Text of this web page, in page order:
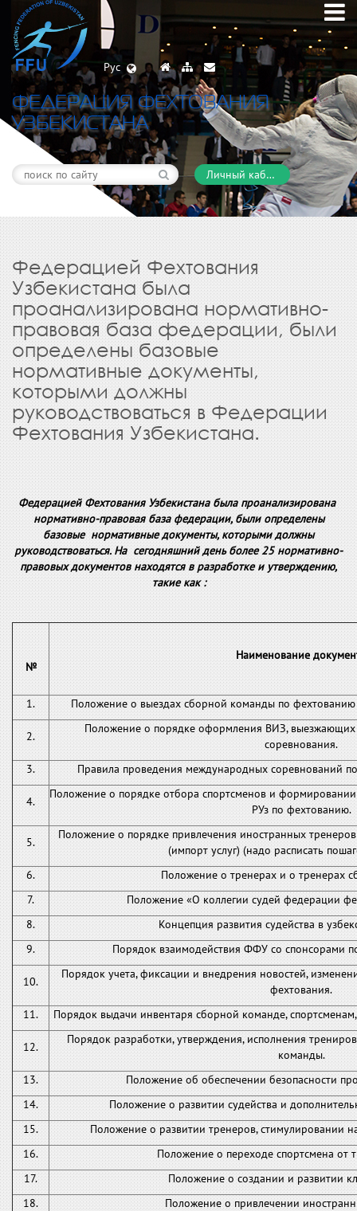
Рус
ФЕДЕРАЦИЯ ФЕХТОВАНИЯ
УЗБЕКИСТАНА
Личный кабинет
Федерацией Фехтования
Узбекистана была
проанализирована нормативно-
правовая база федерации, были
определены базовые
нормативные документы,
которыми должны
руководствоваться в Федерации
Фехтования Узбекистана.
Федерацией Фехтования Узбекистана была проанализирована
нормативно-правовая база федерации, были определены
базовые нормативные документы, которыми должны
руководствоваться. На сегодняшний день более 25 нормативно-
правовых документов находятся в разработке и утверждению,
такие как :
№
Наименование
1. Положение о выездах сборной команды по
2.
Положение о порядке оформления ВИЗ,
соревнования.
3.
Правила проведения международных соревнований
4.
Положение о порядке отбора спортсменов и
РУз по фехтованию.
5.
Положение о порядке привлечения иностранных
(импорт услуг) (надо расписать
6.
Положение о тренерах и о тренерах
7.
Положение «О коллегии судей федерации
8.
Концепция развития судейства в
9.
Порядок взаимодействия ФФУ со спонсорами
10.
Порядок учета, фиксации и внедрения новостей,
фехтования.
11.
Порядок выдачи инвентаря сборной команде,
12.
Порядок разработки, утверждения, исполнения
команды.
13.
Положение об обеспечении безопасности
14.
Положение о развитии судейства и
15.
Положение о развитии тренеров, стимулировании
16.
Положение о переходе спортсмена от
17.
Положение о создании и развитии
18.
Положение о привлечении